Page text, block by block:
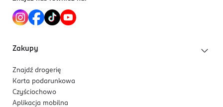
Kwas Pantotenowy:
Kod EAN
Zakupy
Znajdź drogerię
Karta podarunkowa
Czyściochowo
Aplikacja mobilna